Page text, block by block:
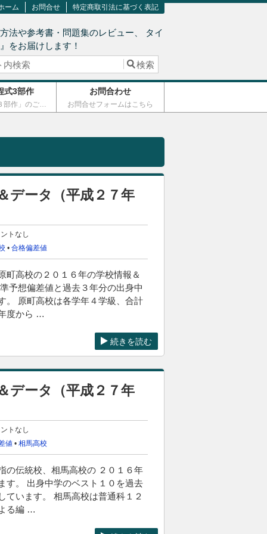
特定商取引法に基づく表記
お問合せ
ーム
法や参考書・問題集のレビュー、 タイ
をお届けします！
式3部作
「連立方程式３部作」のご案内
お問合わせ
お問合せフォームはこちら
データ（平成２７年
トなし
•合格偏差値
町高校の２０１６年の学校情報＆
予想偏差値と過去３年分の出身中
。 原町高校は各学年４学級、合計
度から …
続きを読む
データ（平成２７年
トなし
値 •相馬高校
の伝統校、相馬高校の ２０１６年
す。 出身中学のベスト１０を過去
ています。 相馬高校は普通科１２
る編 …